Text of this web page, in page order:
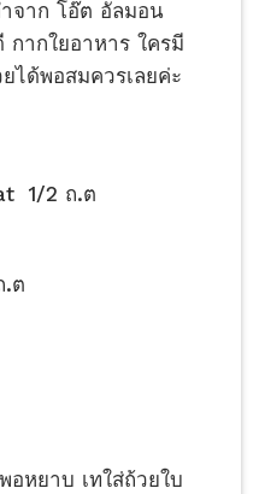
จาก โอ๊ต อัลมอน
ากใยอาหาร ใครมี
ได้พอสมควรเลยค่ะ
1/2 ถ.ต
.ต
หยาบ เทใส่ถ้วยใบ